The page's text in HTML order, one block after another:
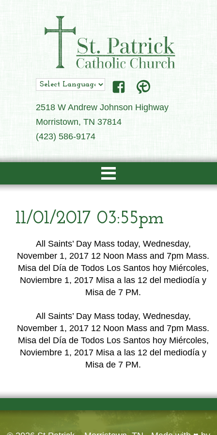
2518 W Andrew Johnson Highway
Morristown, TN 37814
(423) 586-9174
11/01/2017 03:55pm
All Saints’ Day Mass today, Wednesday,
November 1, 2017 12 Noon Mass and 7pm Mass.
Misa del Día de Todos Los Santos hoy Miércoles,
Noviembre 1, 2017 Misa a las 12 del mediodía y
Misa de 7 PM.
All Saints’ Day Mass today, Wednesday,
November 1, 2017 12 Noon Mass and 7pm Mass.
Misa del Día de Todos Los Santos hoy Miércoles,
Noviembre 1, 2017 Misa a las 12 del mediodía y
Misa de 7 PM.